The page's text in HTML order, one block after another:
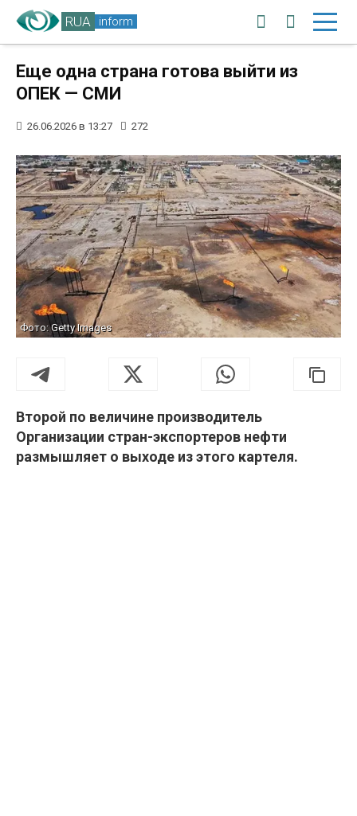
RUA inform
Еще одна страна готова выйти из
ОПЕК — СМИ
26.06.2026 в 13:27 272
Фото: Getty Images
Второй по величине производитель
Организации стран-экспортеров нефти
размышляет о выходе из этого картеля.